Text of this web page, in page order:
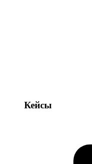
Кейсы
Кейсы